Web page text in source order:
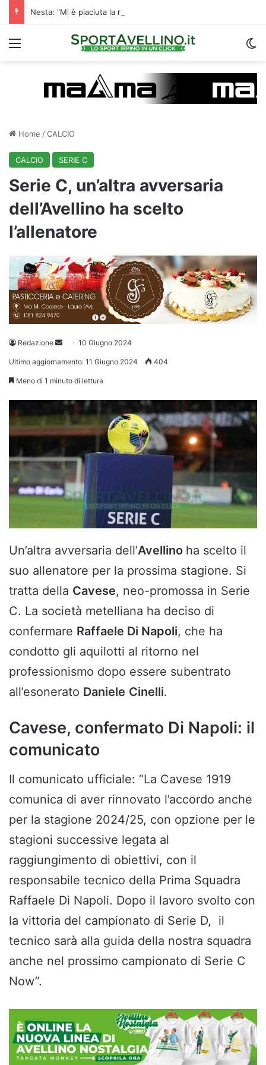
Menu
Home /CALCIO
CALCIO SERIE C
Serie C, un’altra avversaria
dell’Avellino ha scelto
l’allenatore
Redazione
Invia 10 Giugno 2024
Ultimo aggiornamento: 11 Giugno 2024 404
Meno di 1 minuto di lettura
Un’altra avversaria dell’Avellino ha scelto il
suo allenatore per la prossima stagione. Si
tratta della Cavese, neo-promossa in Serie
C. La società metelliana ha deciso di
confermare Raffaele Di Napoli, che ha
condotto gli aquilotti al ritorno nel
professionismo dopo essere subentrato
all’esonerato Daniele Cinelli.
Cavese, confermato Di Napoli: il
comunicato
Il comunicato ufficiale: “La Cavese 1919
comunica di aver rinnovato l’accordo anche
per la stagione 2024/25, con opzione per le
stagioni successive legata al
raggiungimento di obiettivi, con il
responsabile tecnico della Prima Squadra
Raffaele Di Napoli. Dopo il lavoro svolto con
la vittoria del campionato di Serie D, il
tecnico sarà alla guida della nostra squadra
anche nel prossimo campionato di Serie C
Now”.